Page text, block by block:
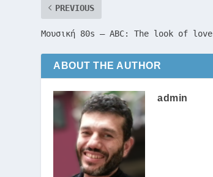
PREVIOUS
Μουσική 80s – ABC: The look of love
ABOUT THE AUTHOR
admin